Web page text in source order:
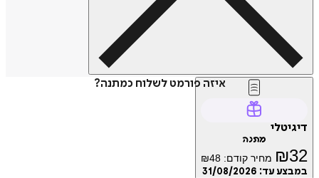
איזה פורמט לשלוח כמתנה?
דיגיטלי
מתנה
₪32 מחיר קודם: ₪48
במבצע עד: 31/08/2026